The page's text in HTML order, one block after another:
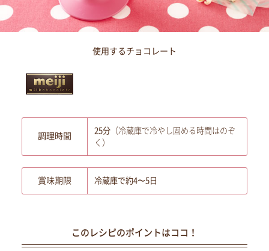
使用するチョコレート
調理時間
25分 （冷蔵庫で冷やし固める時間はのぞ
く）
賞味期限 冷蔵庫で約4〜5日
このレシピのポイントはココ！